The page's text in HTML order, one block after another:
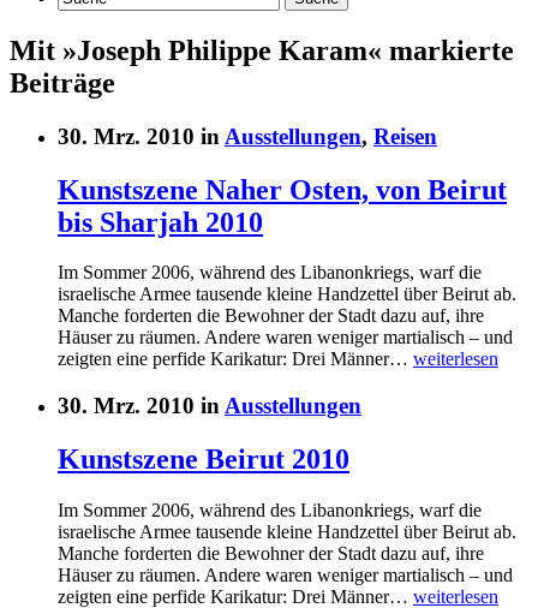
Mit »Joseph Philippe Karam« markierte
Beiträge
30. Mrz. 2010 in Ausstellungen, Reisen
Kunstszene Naher Osten, von Beirut
bis Sharjah 2010
Im Sommer 2006, während des Libanonkriegs, warf die
israelische Armee tausende kleine Handzettel über Beirut ab.
Manche forderten die Bewohner der Stadt dazu auf, ihre
Häuser zu räumen. Andere waren weniger martialisch – und
zeigten eine perfide Karikatur: Drei Männer… weiterlesen
30. Mrz. 2010 in Ausstellungen
Kunstszene Beirut 2010
Im Sommer 2006, während des Libanonkriegs, warf die
israelische Armee tausende kleine Handzettel über Beirut ab.
Manche forderten die Bewohner der Stadt dazu auf, ihre
Häuser zu räumen. Andere waren weniger martialisch – und
zeigten eine perfide Karikatur: Drei Männer… weiterlesen